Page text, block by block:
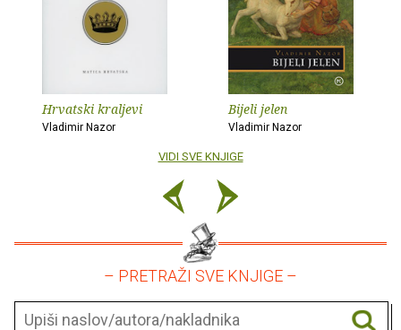
Hrvatski kraljevi
Vladimir Nazor
Bijeli jelen
Vladimir Nazor
VIDI SVE KNJIGE
– PRETRAŽI SVE KNJIGE –